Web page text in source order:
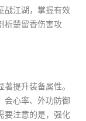
战江湖，掌握有效
析楚留香伤害攻
提升装备属性。
会心率、外功防御
要注意的是，强化